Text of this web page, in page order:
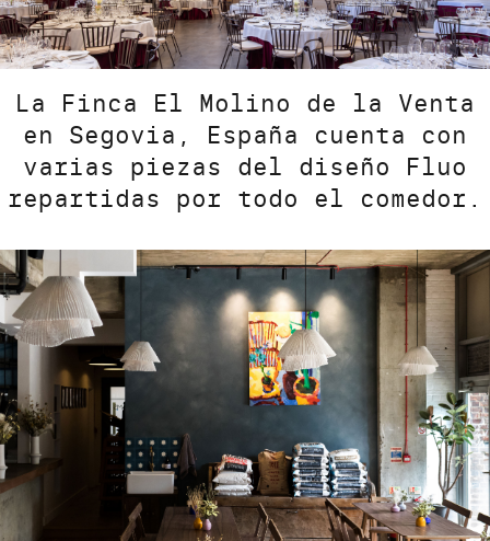
La Finca El Molino de la Venta
en Segovia, España cuenta con
varias piezas del diseño Fluo
repartidas por todo el comedor.